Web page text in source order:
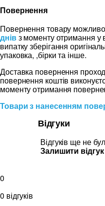
Повернення
Повернення товару
днівз моменту отримання у
випатку зберігання
упаковка, ,бірки та інше.
Доставка повернення
повернення коштів
моменту отримання
Товари з нанесенням
Відгуки
Відгуків ще не
Залишити відгук
0
0 відгуків